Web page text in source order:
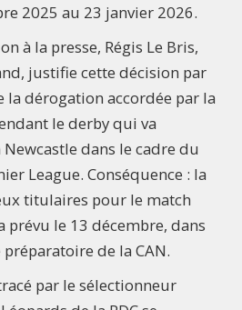
2025 au 23 janvier 2026.
à la presse, Régis Le Bris,
justifie cette décision par
la dérogation accordée par la
le derby qui va
dans le cadre du
League. Conséquence : la
titulaires pour le match
prévu le 13 décembre, dans
de la CAN.
par le sélectionneur